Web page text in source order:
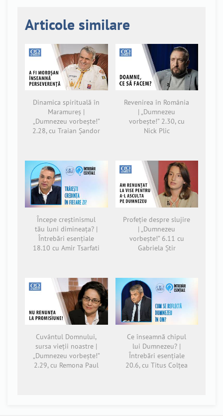
Articole similare
Dinamica spirituală în
Maramureș |
„Dumnezeu vorbește!”
2.28, cu Traian Șandor
Revenirea în România
| „Dumnezeu
vorbește!” 2.30, cu
Nick Plic
Începe creștinismul
tău luni dimineața? |
Întrebări esențiale
18.10 cu Amir Tsarfati
Profeție despre slujire
| „Dumnezeu
vorbește!” 6.11 cu
Gabriela Știr
Cuvântul Domnului,
sursa vieții noastre |
„Dumnezeu vorbește!”
2.29, cu Remona Paul
Ce înseamnă chipul
lui Dumnezeu? |
Întrebări esențiale
20.6, cu Titus Colțea